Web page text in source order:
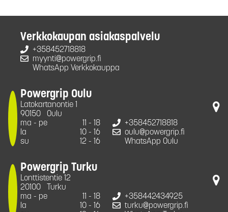
Verkkokaupan asiakaspalvelu
+358452718818
myynti@powergrip.fi
WhatsApp Verkkokauppa
Powergrip Oulu
Latokartanontie 1
90150
Oulu
ma - pe
11 - 18
la
10 - 16
su
12 - 16
+358452718818
oulu@powergrip.fi
WhatsApp Oulu
Powergrip Turku
Lonttistentie 12
20100
Turku
ma - pe
11 - 18
la
10 - 16
+358442434925
turku@powergrip.fi